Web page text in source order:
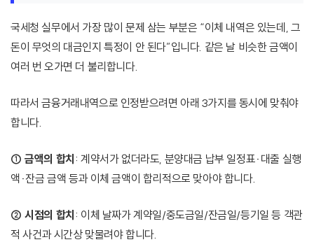
국세청 실무에서 가장 많이 문제 삼는 부분은 “이체 내역은 있는데, 그
돈이 무엇의 대금인지 특정이 안 된다”입니다. 같은 날 비슷한 금액이
여러 번 오가면 더 불리합니다.
따라서 금융거래내역으로 인정받으려면 아래 3가지를 동시에 맞춰야
합니다.
① 금액의 합치 : 계약서가 없더라도, 분양대금 납부 일정표·대출 실행
액·잔금 금액 등과 이체 금액이 합리적으로 맞아야 합니다.
② 시점의 합치 : 이체 날짜가 계약일/중도금일/잔금일/등기일 등 객관
적 사건과 시간상 맞물려야 합니다.